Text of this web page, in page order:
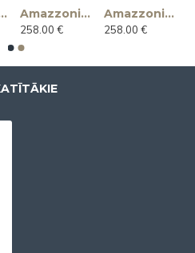
paklājs
Amazzonia 1273 paklājs
258.00 €
Amazzonia 1548 paklājs
258.00 €